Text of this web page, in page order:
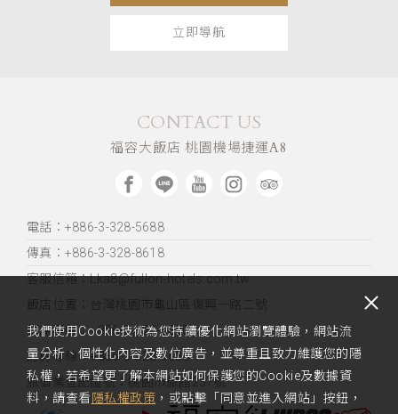
立即導航
CONTACT US
福容大飯店 桃園機場捷運A8
電話：+886-3-328-5688
傳真：+886-3-328-8618
客服信箱：Lka8@fullon-hotels.com.tw
飯店位置： 台灣桃園市龜山區復興一路二號
訂席專線：+886-3-328-8600
訂房專線：+886-3-328-5688
旅宿業登記證號：桃園市旅館237號
我們使用Cookie技術為您持續優化網站瀏覽體驗，網站流
量分析、個性化內容及數位廣告，並尊重且致力維護您的隱
私權，若希望更了解本網站如何保護您的Cookie及數據資
料，請查看 隱私權政策 ，或點擊「同意並進入網站」按鈕，